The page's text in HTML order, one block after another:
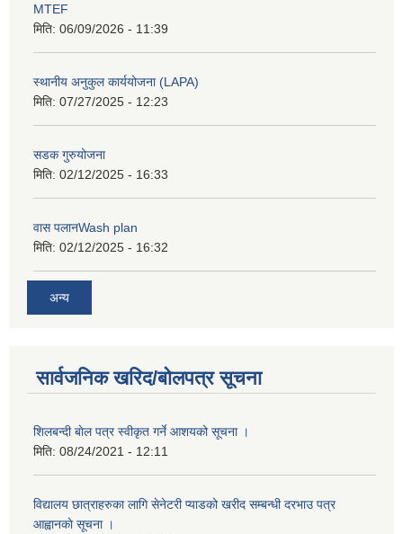
MTEF
मिति: 06/09/2026 - 11:39
स्थानीय अनुकुल कार्ययोजना (LAPA)
मिति: 07/27/2025 - 12:23
सडक गुरुयोजना
मिति: 02/12/2025 - 16:33
वास पलानWash plan
मिति: 02/12/2025 - 16:32
अन्य
सार्वजनिक खरिद/बोलपत्र सूचना
शिलबन्दी बाेल पत्र स्वीकृत गर्ने आशयको सूचना ।
मिति: 08/24/2021 - 12:11
विद्यालय छात्राहरुका लागि सेनेटरी प्याडको खरीद सम्बन्धी दरभाउ पत्र
आह्वानकाे सूचना ।